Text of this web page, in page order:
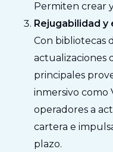
Permiten crear
Rejugabilidad
Con bibliotecas
actualizaciones
principales
inmersivo como
operadores a
cartera e
plazo.